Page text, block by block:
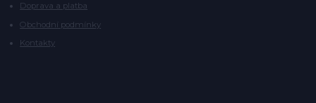
Doprava a platba
Obchodní podmínky
Kontakty